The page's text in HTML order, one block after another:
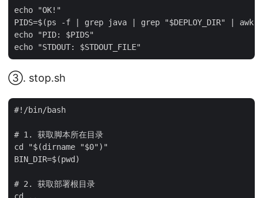
echo "OK!"
PIDS=$(ps -f | grep java | grep "$DEPLOY_DIR" |
echo "PID: $PIDS"
③. stop.sh
#!/bin/bash
# 1. 获取脚本所在目录
cd "$(dirname "$0")"
BIN_DIR=$(pwd)
# 2. 获取部署根目录